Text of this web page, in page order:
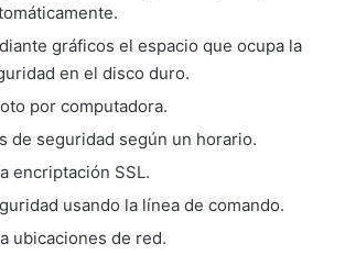
gráficos el espacio que ocupa la
en el disco duro.
por computadora.
de seguridad según un horario.
encriptación SSL.
usando la línea de comando.
ubicaciones de red.